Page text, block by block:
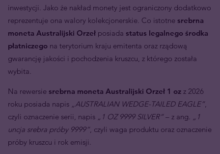
inwestycji. Jako że nakład monety jest ograniczony dodatkowo
reprezentuje ona walory kolekcjonerskie. Co istotne srebrna
moneta Australijski Orzeł posiada status legalnego środka
płatniczego na terytorium kraju emitenta oraz rządową
gwarancję jakości i pochodzenia kruszcu, z którego została
wybita.
Na rewersie srebrna moneta Australijski Orzeł 1 oz z 2026
roku posiada napis „AUSTRALIAN WEDGE-TAILED EAGLE”,
czyli oznaczenie serii, napis „1 OZ 9999 SILVER”– z ang. „1
uncja srebra próby 9999”, czyli waga produktu oraz oznaczenie
próby kruszcu i rok emisji.